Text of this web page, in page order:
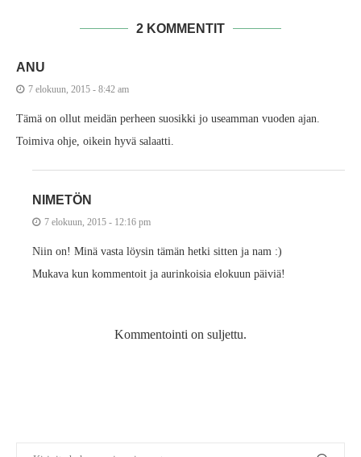
2 KOMMENTIT
ANU
7 elokuun, 2015 - 8:42 am
Tämä on ollut meidän perheen suosikki jo useamman vuoden ajan.
Toimiva ohje, oikein hyvä salaatti.
NIMETÖN
7 elokuun, 2015 - 12:16 pm
Niin on! Minä vasta löysin tämän hetki sitten ja nam :)
Mukava kun kommentoit ja aurinkoisia elokuun päiviä!
Kommentointi on suljettu.